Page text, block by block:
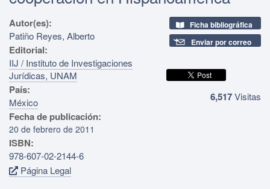
Autor(es):
Patiño Reyes, Alberto
Editorial:
IIJ / Instituto de Investigaciones
Jurídicas, UNAM
País:
México
Fecha de publicación:
20 de febrero de 2011
ISBN:
978-607-02-2144-6
Página Legal
Ficha bibliográfica
Enviar por correo
6,517Visitas